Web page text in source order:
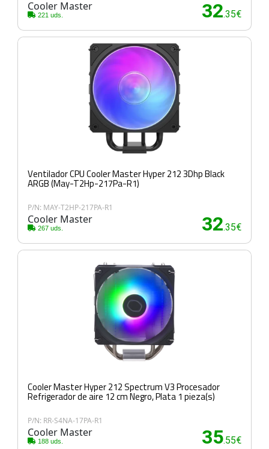
Cooler Master
221 uds. 32.35€
Ventilador CPU Cooler Master Hyper 212 3Dhp Black
ARGB (May-T2Hp-217Pa-R1)
P/N: MAY-T2HP-217PA-R1
Cooler Master
267 uds. 32.35€
Cooler Master Hyper 212 Spectrum V3 Procesador
Refrigerador de aire 12 cm Negro, Plata 1 pieza(s)
P/N: RR-S4NA-17PA-R1
Cooler Master
188 uds. 35.55€